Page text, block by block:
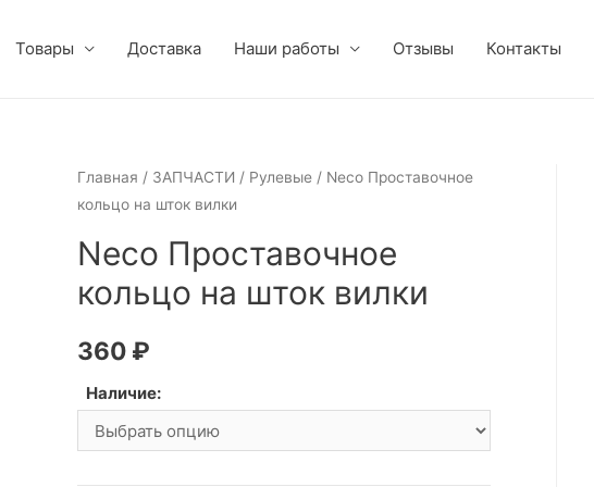
Товары Доставка Наши работы Отзывы Контакты
Главная / ЗАПЧАСТИ / Рулевые/ Neco Проставочное
кольцо на шток вилки
Neco Проставочное
кольцо на шток вилки
360 ₽
Наличие: